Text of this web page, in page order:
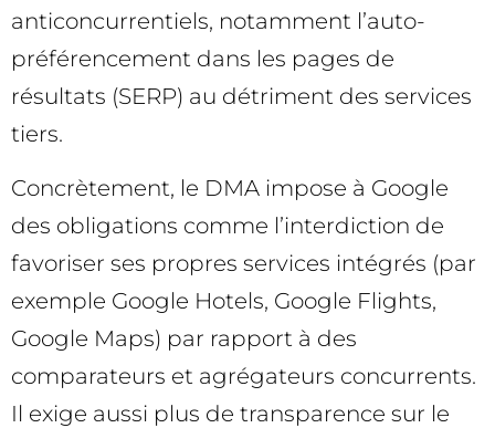
anticoncurrentiels, notamment l’auto-
préférencement dans les pages de
résultats (SERP) au détriment des services
tiers.
Concrètement, le DMA impose à Google
des obligations comme l’interdiction de
favoriser ses propres services intégrés (par
exemple Google Hotels, Google Flights,
Google Maps) par rapport à des
comparateurs et agrégateurs concurrents.
Il exige aussi plus de transparence sur le